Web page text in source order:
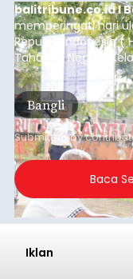
balitribune.co.id I
memperingati hari
Republik Indonesia (
Tahanan Negara
kegiatan
(6/8/2026).
Bangli
Submitted by
Baca
Iklan